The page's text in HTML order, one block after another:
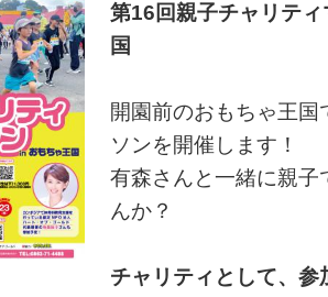
第16回親子チャリテ
国
開園前のおもちゃ王
ソンを開催します！
有森さんと一緒に親子
んか？
チャリティとして、